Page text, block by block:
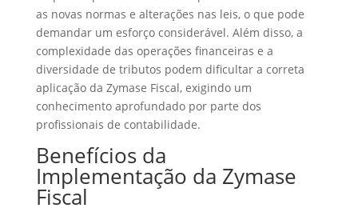
as novas normas e alterações nas leis, o que pode
demandar um esforço considerável. Além disso, a
complexidade das operações financeiras e a
diversidade de tributos podem dificultar a correta
aplicação da Zymase Fiscal, exigindo um
conhecimento aprofundado por parte dos
profissionais de contabilidade.
Benefícios da
Implementação da Zymase
Fiscal